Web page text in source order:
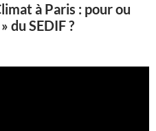
à Paris : pour ou
du SEDIF ?